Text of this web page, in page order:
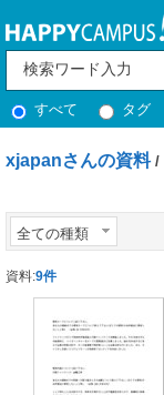
すべて タグ
xjapanさんの資料 /
全ての種類
資料:9件